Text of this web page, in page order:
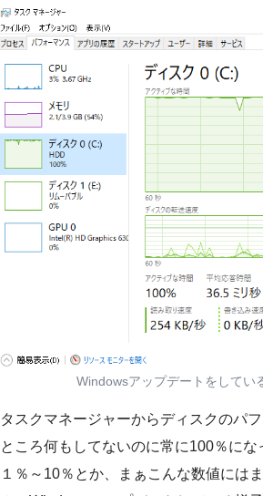
Windowsアップデートをしてい
タスクマネージャーからディスクのパ
ところ何もしてないのに常に100％に
１％～10％とか、まぁこんな数値には